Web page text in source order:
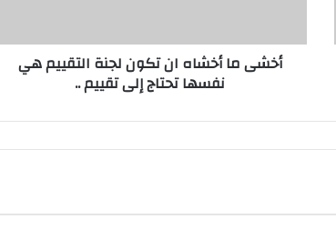
نفسها
تحتاج
..
أخشى ما أخشاه ان تكون لجنة التقييم هي
نفسها تحتاج إلى تقييم ..